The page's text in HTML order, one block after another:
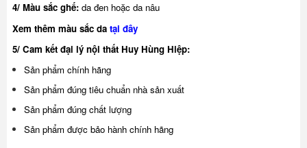
4/ Màu sắc ghế:da đen hoặc da nâu
Xem thêm màu sắc da tại đây
5/ Cam kết đại lý nội thất Huy Hùng Hiệp:
Sản phẩm chính hãng
Sản phẩm đúng tiêu chuẩn nhà sản xuất
Sản phẩm đúng chất lượng
Sản phẩm được bảo hành chính hãng